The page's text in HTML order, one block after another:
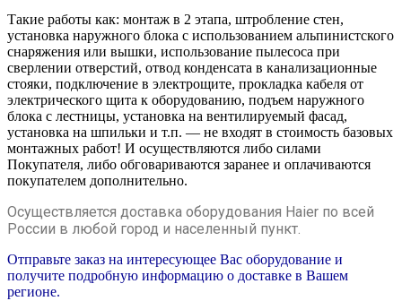
Такие работы как: монтаж в 2 этапа, штробление стен,
установка наружного блока с использованием альпинистского
снаряжения или вышки, использование пылесоса при
сверлении отверстий, отвод конденсата в канализационные
стояки, подключение в электрощите, прокладка кабеля от
электрического щита к оборудованию, подъем наружного
блока с лестницы, установка на вентилируемый фасад,
установка на шпильки и т.п. — не входят в стоимость базовых
монтажных работ! И осуществляются либо силами
Покупателя, либо обговариваются заранее и оплачиваются
покупателем дополнительно.
Осуществляется доставка оборудования Haier по всей
России в любой город и населенный пункт.
Отправьте заказ на интересующее Вас оборудование и
получите подробную информацию о доставке в Вашем
регионе.